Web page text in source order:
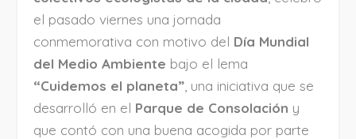
el pasado viernes una jornada
conmemorativa con motivo del Día Mundial
del Medio Ambiente bajo el lema
“Cuidemos el planeta” , una iniciativa que se
desarrolló en el Parque de Consolación y
que contó con una buena acogida por parte